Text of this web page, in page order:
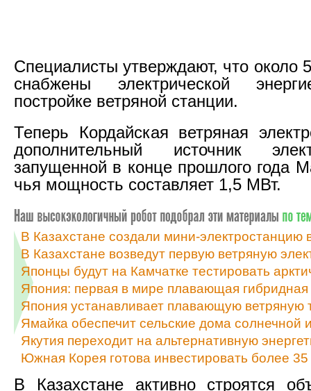
Специалисты утверждают, что около
снабжены электрической
постройке ветряной станции.
Теперь Кордайская ветряная
дополнительный источник
запущенной в конце прошлого года
чья мощность составляет 1,5 МВт.
В Казахстане создали мини-электростанцию
В Казахстане возведут первую ветряную
Японцы будут на Камчатке тестировать
Япония: первая в мире плавающая гибридная
Япония устанавливает плавающую ветряную
Ямайка обеспечит сельские дома солнечной
Якутия переходит на альтернативную
Южная Корея готова инвестировать более
В Казахстане активно строятся